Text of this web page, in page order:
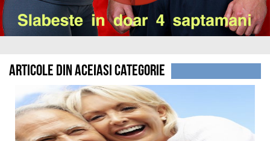
Articole din aceiasi categorie